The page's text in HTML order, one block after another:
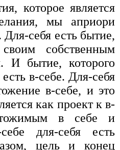
которое является
мы априори
себя есть бытие,
собственным
И бытие, которого
в-себе. Для-себя
в-себе, и это
как проект к в-
в себе и
для-себя есть
цель и конец